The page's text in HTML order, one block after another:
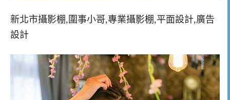
新北市攝影棚,圍事小哥,專業攝影棚,平面設計,廣告
設計